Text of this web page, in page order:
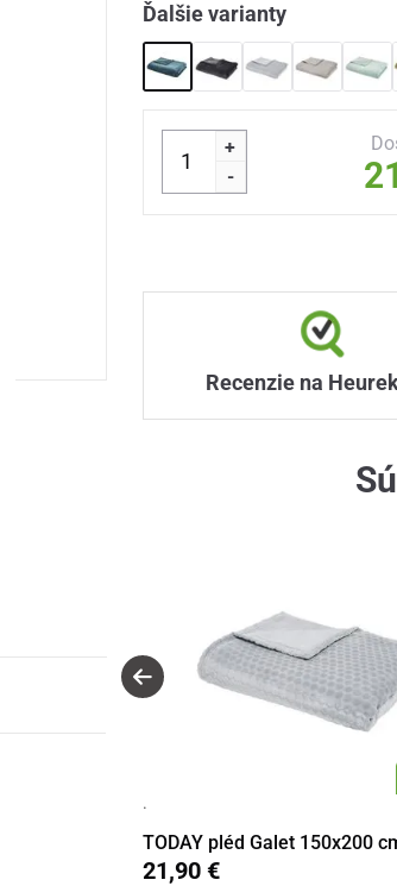
Ďalšie varianty
+
-
Recenzie na
·
TODAY pléd Galet 150x200
21,90 €